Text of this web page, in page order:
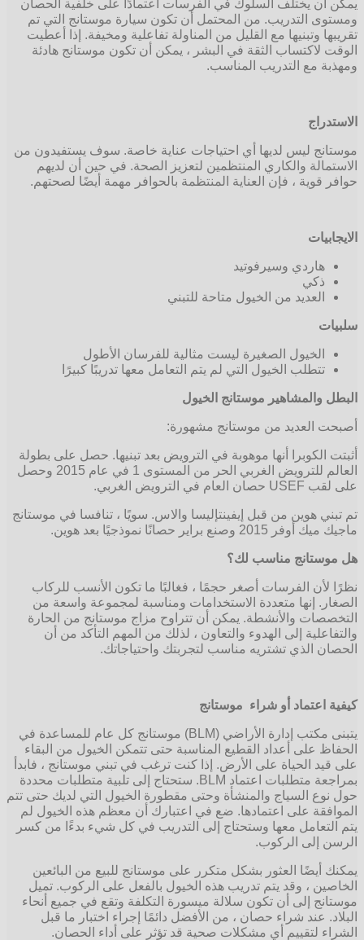
يمكن أن يختلف السلوك في الفرسات اعتمادًا على خلفية الحصان
ومستوى التدريب. من المحتمل أن تكون سيارة موستانج التي تم
تقريبها وتبنيها مع القليل من المناولة تفاعلية ومخيفة. إذا أعطيت
الوقت لاكتساب الثقة في البشر ، يمكن أن تكون موستانج هادئة
ومهذبة مع التدريب المناسب.
الاستدراج
موستانج ليس لديها أي احتياجات عناية خاصة. سوف يستفيدون من
الاستمالة والكاري المنتظمين لتعزيز الصحة. في حين أن لديهم
حوافر قوية ، فإن العناية المنتظمة بالحوافر مهمة أيضًا لصحتهم.
الايجابيات
هاردي وسيرفوتيد
ذكي
العديد من الخيول متاحة للتبني
سلبيات
الخيول الصغيرة ليست مثالية للفرسان الأطول
تتطلب الخيول التي لم يتم التعامل معها تدريبًا كبيرًا
البطل والمشاهير موستانج الخيول
أصبحت العديد من موستانج مشهورة:
أثبتت الكوبرا أنها موهوبة في الترويض بعد تبنيها. حصل على بطولة
العالم للترويض الغربي الحر من المستوى 1 في عام 2015 وحصل
على لقب USEF حصان العام في الترويض الغربي.
تم تبني هوين من قبل إيفينتإليسا والاس. سويًا ، تنافسا في موستانج
ماجيك ميك أوفر 2015 وصنع براير حصانًا نموذجيًا بعد هوين.
هل موستانج مناسب لك؟
نظرًا لأن الفرسات أصغر حجمًا ، فغالبًا ما تكون الأنسب للركاب
الصغار. إنها متعددة الاستخدامات ومناسبة لمجموعة واسعة من
التخصصات والأنشطة. يمكن أن تتراوح مزاج موستانج من الحارة
والتفاعلية إلى الهدوء والتعاون ، لذلك من المهم التأكد من أن
الحصان الذي تشتريه مناسب لتجربتك واحتياجاتك.
كيفية اعتماد أو شراء موستانج
يتبنى مكتب إدارة الأراضي (BLM) موستانج كل عام للمساعدة في
الحفاظ على أعداد القطيع المناسبة حتى تتمكن الخيول من البقاء
على قيد الحياة على الأرض. إذا كنت ترغب في تبني موستانج ، فابدأ
بمراجعة متطلبات اعتماد BLM. ستحتاج إلى تلبية متطلبات محددة
حول نوع السياج والمنشأة وحتى مقطورة الخيول التي لديك حتى تتم
الموافقة على اعتمادها. ضع في اعتبارك أن معظم هذه الخيول لم
يتم التعامل معها وستحتاج إلى التدريب في كل شيء بدءًا من كسر
الرسن إلى الركوب.
يمكنك أيضًا العثور بشكل متكرر على موستانج للبيع من البائعين
الخاصين ، وقد يتم تدريب هذه الخيول بالفعل على الركوب. تميل
موستانج إلى أن تكون سلالة ميسورة التكلفة وتقع في جميع أنحاء
البلاد. عند شراء حصان ، من الأفضل دائمًا إجراء اختبار ما قبل
الشراء لتقييم أي مشكلات صحية قد تؤثر على أداء الحصان.